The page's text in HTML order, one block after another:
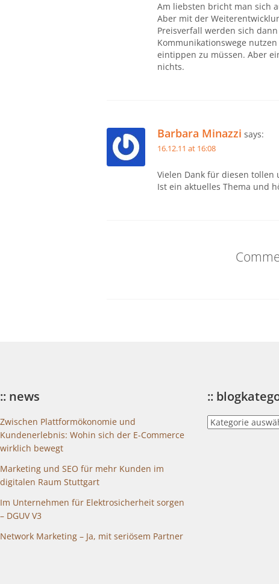
Am liebsten bricht man sich
Aber mit der
Preisverfall werden sich
Kommunikationswege
eintippen zu müssen. Aber
nichts.
Barbara Minazzi says:
16.12.11 at 16:08
Vielen Dank für diesen tollen
Ist ein aktuelles Thema und
:: news
Zwischen Plattformökonomie und
Kundenerlebnis: Wohin sich der E-Commerce
wirklich bewegt
Marketing und SEO für mehr Kunden im
digitalen Raum Stuttgart
Im Unternehmen für Elektrosicherheit sorgen
– DGUV V3
Network Marketing – Ja, mit seriösem Partner
::
::
blogkategorien